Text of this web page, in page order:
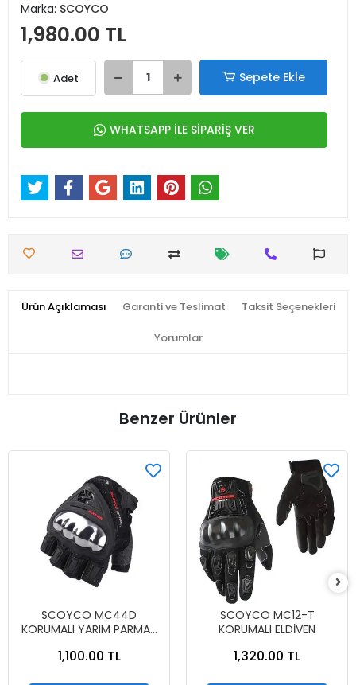
Marka: SCOYCO
1,980.00 TL
Adet Sepete Ekle
WHATSAPP İLE SİPARİŞ VER
Ürün Açıklaması Garanti ve Teslimat Taksit Seçenekleri
Yorumlar
Benzer Ürünler
SCOYCO MC44D
KORUMALI YARIM PARMAK
1,100.00 TL
SCOYCO MC12-T
KORUMALI ELDİVEN
1,320.00 TL